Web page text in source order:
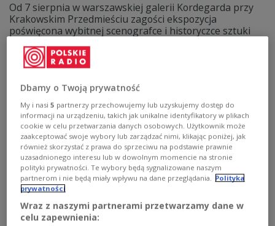
Od 7 sierpnia w warszawskiej galerii Kordegarda przy
Krakowskim Przedmieściu zagości ekspozycja
poświęcona wybitnej scenografce i historyczce sztuki
oryginalne projekty scenografii, kostiumy i fotografie ze
spektakli, które artystka współtworzyła w ciągu swojej
Zobacz więcej na temat:Krystyna Zachwatowicz
kino SZTUKA Dwójka
Dbamy o Twoją prywatność
My i nasi5 partnerzy przechowujemy lub uzyskujemy dostęp do
informacji na urządzeniu, takich jak unikalne identyfikatory w plikach
cookie w celu przetwarzania danych osobowych. Użytkownik może
zaakceptować swoje wybory lub zarządzać nimi, klikając poniżej, jak
również skorzystać z prawa do sprzeciwu na podstawie prawnie
uzasadnionego interesu lub w dowolnym momencie na stronie
polityki prywatności. Te wybory będą sygnalizowane naszym
partnerom i nie będą miały wpływu na dane przeglądania.
Polityka
prywatności
Wraz z naszymi partnerami przetwarzamy dane w
celu zapewnienia: